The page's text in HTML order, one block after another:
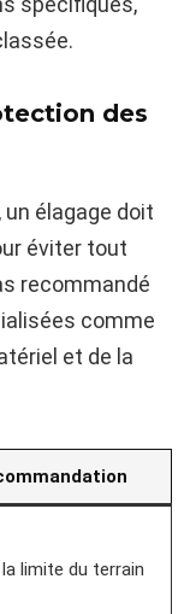
des
élagage doit
éviter tout
recommandé
comme
et de la
limite du terrain